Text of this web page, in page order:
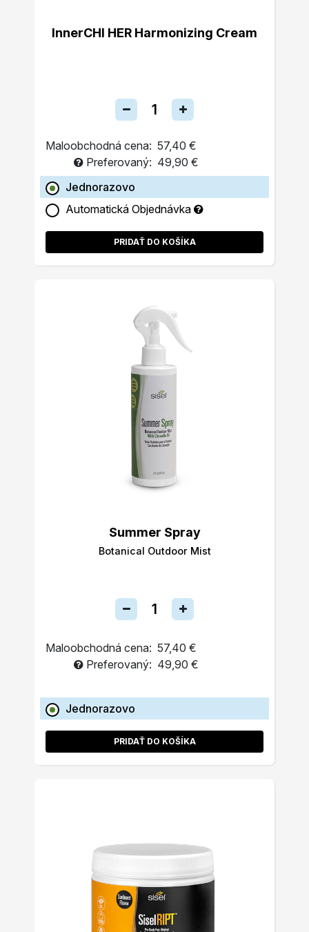
InnerCHI HER Harmonizing Cream
Maloobchodná cena: 57,40 €
Preferovaný: 49,90 €
Jednorazovo
Automatická Objednávka
PRIDAŤ DO KOŠÍKA
Summer Spray
Botanical Outdoor Mist
Maloobchodná cena: 57,40 €
Preferovaný: 49,90 €
Jednorazovo
PRIDAŤ DO KOŠÍKA